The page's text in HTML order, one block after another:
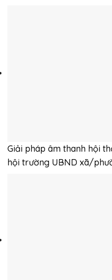
Giải pháp âm thanh hội
hội trường UBND xã/